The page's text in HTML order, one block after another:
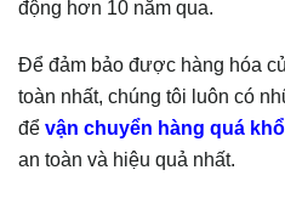
động hơn 10 năm qua.
Để đảm bảo được hàng hóa
toàn nhất, chúng tôi luôn có
để vận chuyển hàng quá
an toàn và hiệu quả nhất.